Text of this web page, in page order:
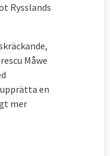
Rysslands
Måwe
en
mer